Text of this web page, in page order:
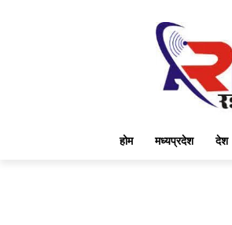
होम मध्यप्रदेश देश